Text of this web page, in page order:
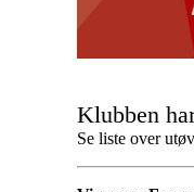
Klubben
Se liste over